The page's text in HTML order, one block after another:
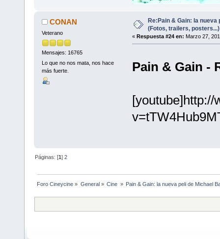
CONAN
Veterano
Mensajes: 16765
Lo que no nos mata, nos hace
más fuerte.
Re:Pain & Gain: la nueva
(Fotos, trailers, posters...)
« Respuesta #24 en: Marzo 27,
Pain & Gain -
[youtube]http://
Páginas: [1]2
Foro Cineycine » General» Cine » Pain & Gain: la nueva peli de Michael